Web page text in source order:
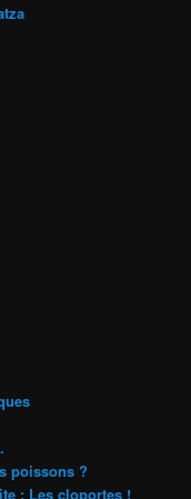
poissons ?
: Les cloportes !